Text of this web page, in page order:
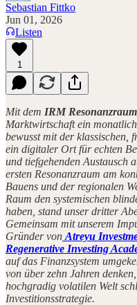
Sebastian Fittko
Jun 01, 2026
Listen
1
Mit dem IRM Resonanzraum
Marktwirtschaft ein
bewusst mit der klassischen,
ein digitaler Ort für echten
und tiefgehenden Austausch
ersten Resonanzraum am
Bauens und der regionalen
Raum den systemischen
haben, stand unser dritter
Gemeinsam mit unserem
Gründer von Atreyu
Regenerative Investing
auf das Finanzsystem
von über zehn Jahren
hochgradig volatilen Welt
Investitionsstrategie.